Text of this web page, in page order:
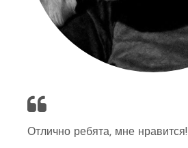
Отлично ребята, мне нравится!